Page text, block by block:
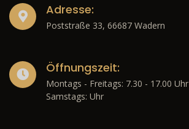
Adresse:
Poststraße 33, 66687 Wadern
Öffnungszeit:
Montags - Freitags: 7.30 - 17.00 Uhr
Samstags: Uhr